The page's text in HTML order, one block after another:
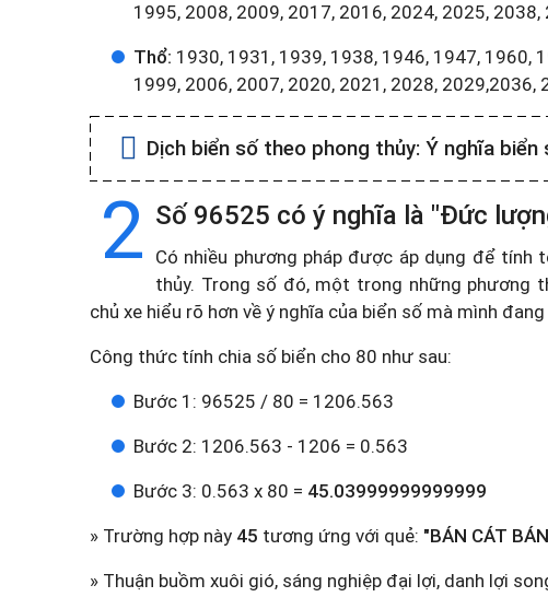
1995, 2008, 2009, 2017, 2016, 2024, 2025, 2038,
Thổ: 1930, 1931, 1939, 1938, 1946, 1947, 1960,
1999, 2006, 2007, 2020, 2021, 2028, 2029,2036,
Dịch biển số theo phong thủy: Ý nghĩa biển
2 Số 96525 có ý nghĩa là "Đức
Có nhiều phương pháp được áp dụng để tính
thủy. Trong số đó, một trong những phương
chủ xe hiểu rõ hơn về ý nghĩa của biển số mà mình
Công thức tính chia số biển cho 80 như sau:
Bước 1: 96525 / 80 = 1206.563
Bước 2: 1206.563 - 1206 = 0.563
Bước 3: 0.563 x 80 = 45.03999999999999
» Trường hợp này 45 tương ứng với quẻ: "BÁN CÁT
» Thuận buồm xuôi gió, sáng nghiệp đại lợi, danh lợi